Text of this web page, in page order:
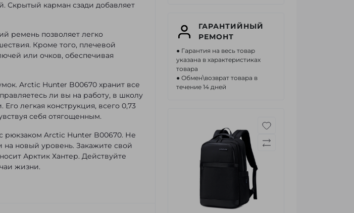
Скрытый карман сзади добавляет
ремень позволяет легко
Кроме того, плечевой
или очков, обеспечивая
Arctic Hunter B00670 хранит все
ли вы на работу, в школу
легкая конструкция, всего 0,73
себя отягощенным.
рюкзаком Arctic Hunter B00670. Не
на новый уровень. Закажите свой
Арктик Хантер. Действуйте
жизни.
ГАРАНТИЙНЫЙ
РЕМОНТ
● Гарантия на весь товар
указана в характеристиках
товара
● Обмен\возврат товара в
течение 14 дней